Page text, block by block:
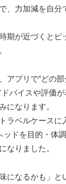
、力加減を自分
期が近づくとピ
アプリで“どの
バイスや評価
になります。
ラベルケースに
ッドを目的・体
なりました。
になるかも」と